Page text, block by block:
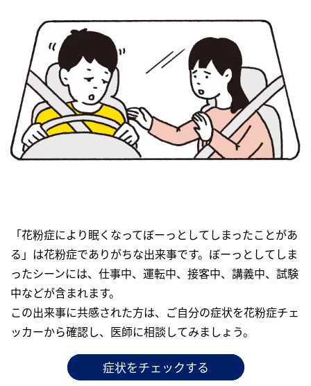
「花粉症により眠くなってぼーっとしてしまったことがあ
る」は花粉症でありがちな出来事です。ぼーっとしてしま
ったシーンには、仕事中、運転中、接客中、講義中、試験
中などが含まれます。
この出来事に共感された方は、ご自分の症状を花粉症チェ
ッカーから確認し、医師に相談してみましょう。
症状をチェックする